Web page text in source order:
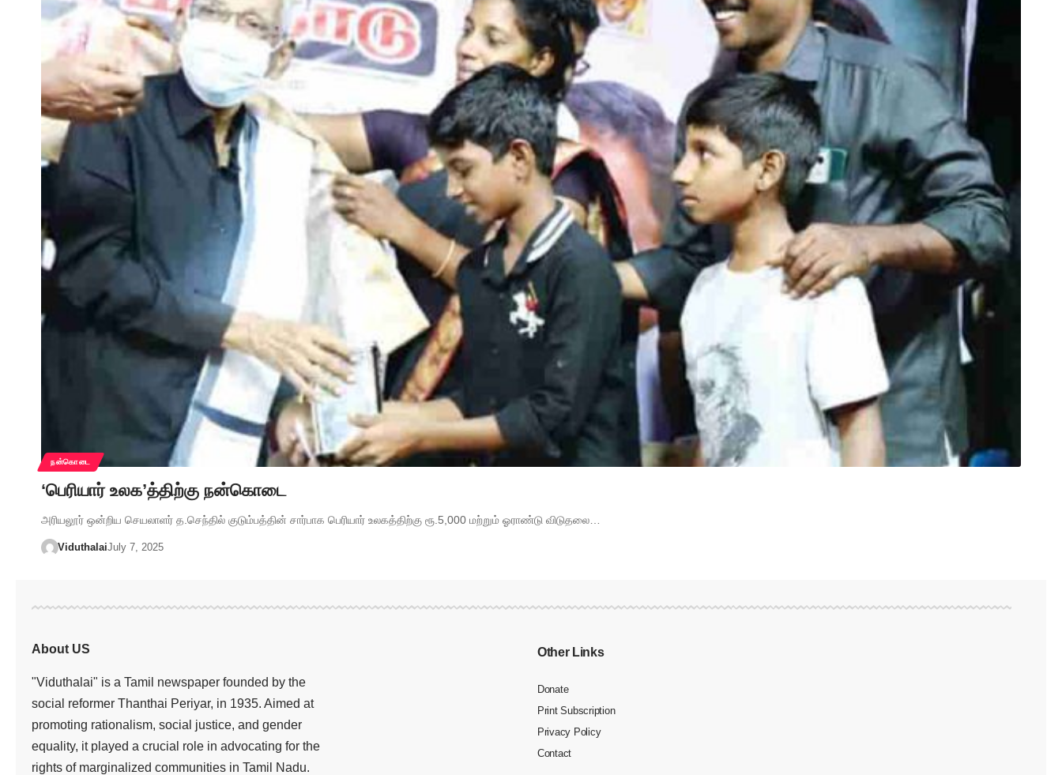
நன்கொடை
‘பெரியார் உலக’த்திற்கு நன்கொடை
அரியலூர் ஒன்றிய செயலாளர் த.செந்தில் குடும்பத்தின் சார்பாக பெரியார் உலகத்திற்கு ரூ.5,000 மற்றும் ஓராண்டு விடுதலை…
ViduthalaiJuly 7, 2025
About US
"Viduthalai" is a Tamil newspaper founded by the
social reformer Thanthai Periyar, in 1935. Aimed at
promoting rationalism, social justice, and gender
equality, it played a crucial role in advocating for the
rights of marginalized communities in Tamil Nadu.
Other Links
Donate
Print Subscription
Privacy Policy
Contact